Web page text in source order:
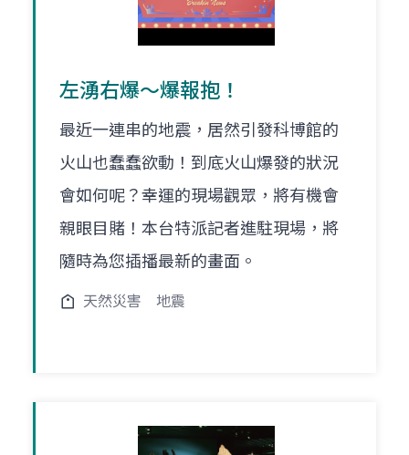
左湧右爆～爆報抱！
最近一連串的地震，居然引發科博館的
火山也蠢蠢欲動！到底火山爆發的狀況
會如何呢？幸運的現場觀眾，將有機會
親眼目賭！本台特派記者進駐現場，將
隨時為您插播最新的畫面。
天然災害 地震